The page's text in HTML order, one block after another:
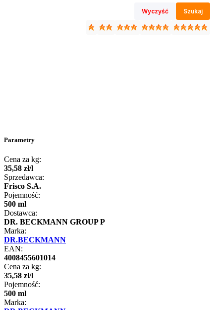
Wyczyść Szukaj
Parametry
Cena za kg:
35,58 zł/l
Sprzedawca:
Frisco S.A.
Pojemność:
500 ml
Dostawca:
DR. BECKMANN GROUP P
Marka:
DR.BECKMANN
EAN:
4008455601014
Cena za kg:
35,58 zł/l
Pojemność:
500 ml
Marka: